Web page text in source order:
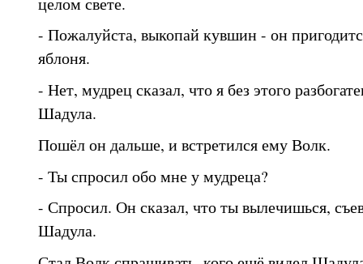
- Пожалуйста, выкопай кувшин - он
яблоня.
- Нет, мудрец сказал, что я без этого
Шадула.
Пошёл он дальше, и встретился ему Волк.
- Ты спросил обо мне у мудреца?
- Спросил. Он сказал, что ты вылечишься,
Шадула.